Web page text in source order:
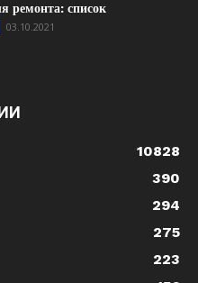
ремонта: список
03.10.2021
10828
390
294
275
223